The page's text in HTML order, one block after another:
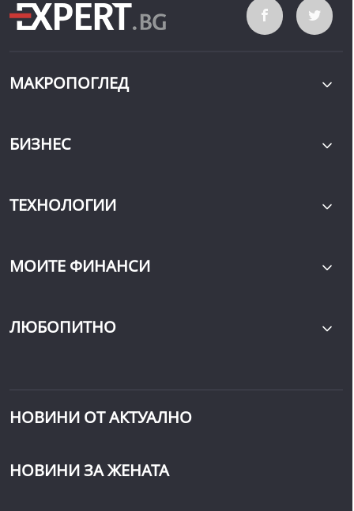
МАКРОПОГЛЕД
БИЗНЕС
ТЕХНОЛОГИИ
МОИТЕ ФИНАНСИ
ЛЮБОПИТНО
НОВИНИ ОТ АКТУАЛНО
НОВИНИ ЗА ЖЕНАТА